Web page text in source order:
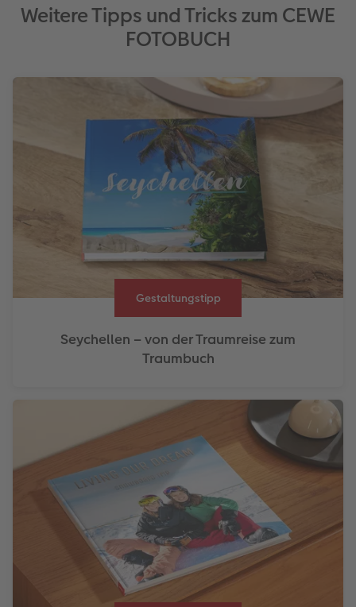
Weitere Tipps und Tricks zum CEWE
FOTOBUCH
Gestaltungstipp
Seychellen – von der Traumreise zum
Traumbuch